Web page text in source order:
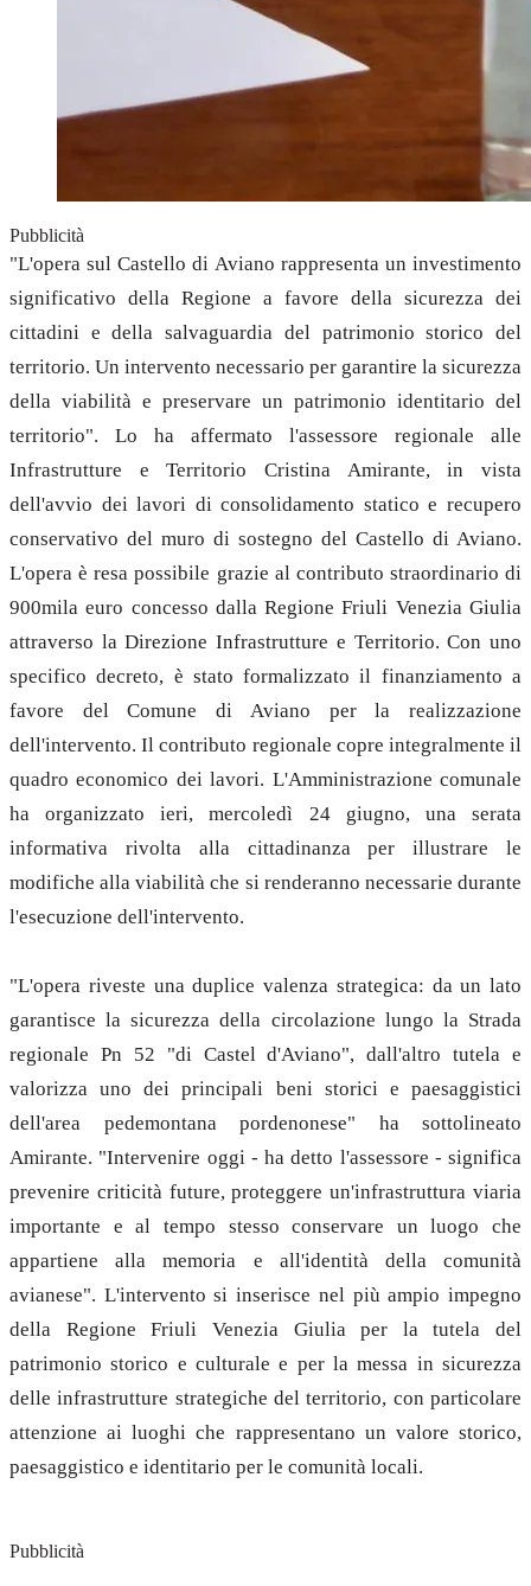
Pubblicità
"L'opera sul Castello di Aviano rappresenta un investimento
significativo della Regione a favore della sicurezza dei
cittadini e della salvaguardia del patrimonio storico del
territorio. Un intervento necessario per garantire la sicurezza
della viabilità e preservare un patrimonio identitario del
territorio". Lo ha affermato l'assessore regionale alle
Infrastrutture e Territorio Cristina Amirante, in vista
dell'avvio dei lavori di consolidamento statico e recupero
conservativo del muro di sostegno del Castello di Aviano.
L'opera è resa possibile grazie al contributo straordinario di
900mila euro concesso dalla Regione Friuli Venezia Giulia
attraverso la Direzione Infrastrutture e Territorio. Con uno
specifico decreto, è stato formalizzato il finanziamento a
favore del Comune di Aviano per la realizzazione
dell'intervento. Il contributo regionale copre integralmente il
quadro economico dei lavori. L'Amministrazione comunale
ha organizzato ieri, mercoledì 24 giugno, una serata
informativa rivolta alla cittadinanza per illustrare le
modifiche alla viabilità che si renderanno necessarie durante
l'esecuzione dell'intervento.
"L'opera riveste una duplice valenza strategica: da un lato
garantisce la sicurezza della circolazione lungo la Strada
regionale Pn 52 "di Castel d'Aviano", dall'altro tutela e
valorizza uno dei principali beni storici e paesaggistici
dell'area pedemontana pordenonese" ha sottolineato
Amirante. "Intervenire oggi - ha detto l'assessore - significa
prevenire criticità future, proteggere un'infrastruttura viaria
importante e al tempo stesso conservare un luogo che
appartiene alla memoria e all'identità della comunità
avianese". L'intervento si inserisce nel più ampio impegno
della Regione Friuli Venezia Giulia per la tutela del
patrimonio storico e culturale e per la messa in sicurezza
delle infrastrutture strategiche del territorio, con particolare
attenzione ai luoghi che rappresentano un valore storico,
paesaggistico e identitario per le comunità locali.
Pubblicità